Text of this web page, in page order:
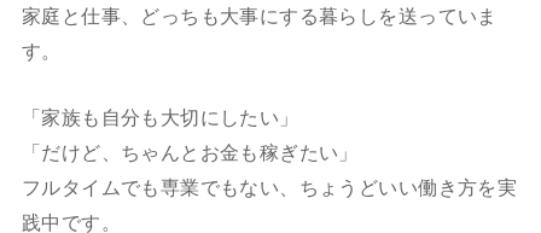
家庭と仕事、どっちも大事にする暮らしを送っていま
す。
「家族も自分も大切にしたい」
「だけど、ちゃんとお金も稼ぎたい」
フルタイムでも専業でもない、ちょうどいい働き方を実
践中です。